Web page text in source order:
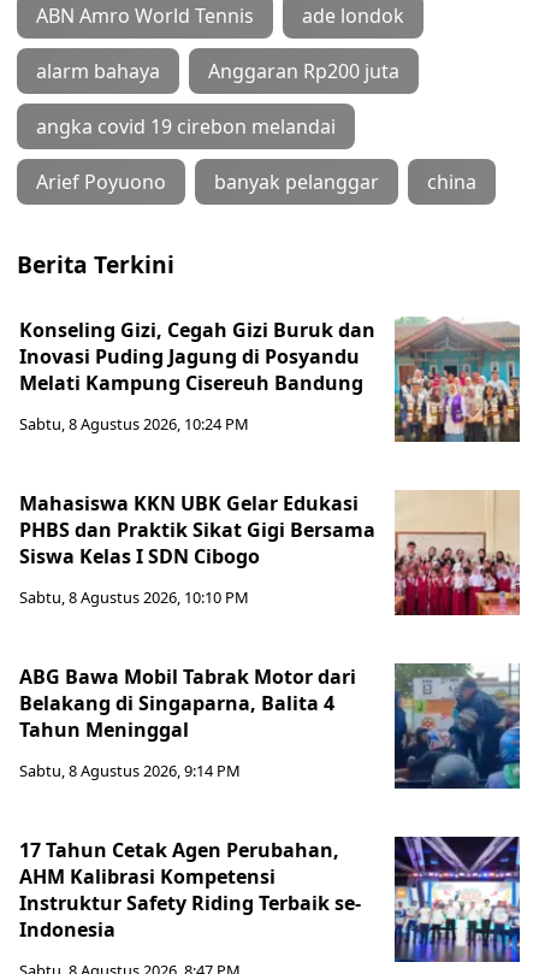
ABN Amro World Tennis ade londok
alarm bahaya Anggaran Rp200 juta
angka covid 19 cirebon melandai
Arief Poyuono banyak pelanggar china
Berita Terkini
Konseling Gizi, Cegah Gizi Buruk dan
Inovasi Puding Jagung di Posyandu
Melati Kampung Cisereuh Bandung
Sabtu, 8 Agustus 2026, 10:24 PM
Mahasiswa KKN UBK Gelar Edukasi
PHBS dan Praktik Sikat Gigi Bersama
Siswa Kelas I SDN Cibogo
Sabtu, 8 Agustus 2026, 10:10 PM
ABG Bawa Mobil Tabrak Motor dari
Belakang di Singaparna, Balita 4
Tahun Meninggal
Sabtu, 8 Agustus 2026, 9:14 PM
17 Tahun Cetak Agen Perubahan,
AHM Kalibrasi Kompetensi
Instruktur Safety Riding Terbaik se-
Indonesia